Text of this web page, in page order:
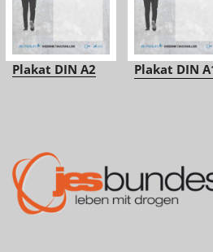
Plakat DIN A2 Plakat DIN